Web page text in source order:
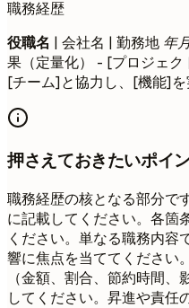
職務経歴
役職名 | 会社名 | 勤務地 年
果（定量化） - [プロジェ
[チーム]と協力し、[機能]を
押さえておきたいポイ
職務経歴の核となる部分で
に記載してください。各箇
ください。単なる職務内容
響に焦点を当ててください
（金額、割合、節約時間
してください。昇進や責任